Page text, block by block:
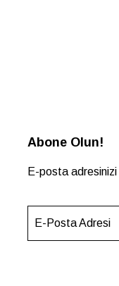
Abone Olun!
E-posta
E-Posta Adresi